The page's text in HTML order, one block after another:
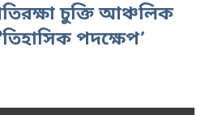
চুক্তি আঞ্চলিক
পদক্ষেপ’